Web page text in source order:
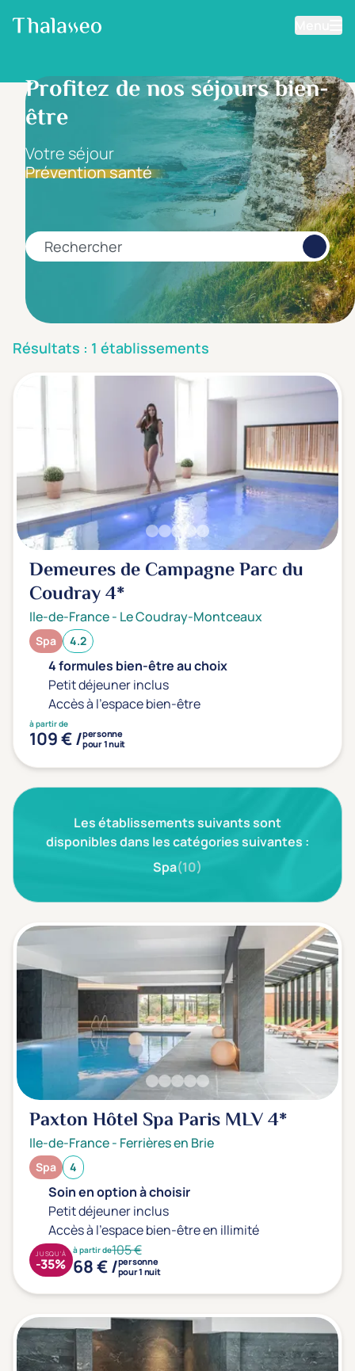
Aller au contenu principal
Profitez de nos séjours bien-
être
Votre séjour
Prévention santé
Rechercher
Filtrer les résultats
Fourchette de prix
Prix par personne
Maximum
5 étoiles *****
(0)
Note de nos clients
D'après notre partenaire Avis-Vérifiés
(0)
Excellent: 4+
(1)
Très bien: 3.5+
(0)
Bord de mer
Ville
Montagne
Campagne
Type de séjour
Thématiques bien-être
(1)
(0)
Beauté & anti-âge
(1)
Silhouette, Minceur
(0)
Gestion du stress / sommeil
(0)
Spécial dos
(0)
Prévention santé
(0)
(0)
Yoga
Offres spéciales
Vente Flash & Promo
Offres spéciales Solo
Établissements proches de chez moi
Km
Résultats : 1 établissements
Demeures de Campagne Parc du
Coudray4*
Ile-de-France- Le Coudray-Montceaux
Spa 4.2
4 formules bien-être au choix
Petit déjeuner inclus
Accès à l'espace bien-être
à partir de
109 € /personne
pour 1 nuit
Les établissements suivants sont
disponibles dans les catégories suivantes :
Spa(10)
Paxton Hôtel Spa Paris MLV4*
Ile-de-France- Ferrières en Brie
Spa 4
Soin en option à choisir
Petit déjeuner inclus
Accès à l'espace bien-être en illimité
à partir de105 €
68 € /personne
pour 1 nuit
JUSQU'À
-35%